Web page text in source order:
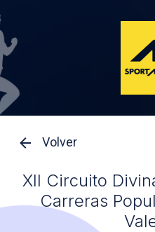
Volver
XII Circuito
Carreras